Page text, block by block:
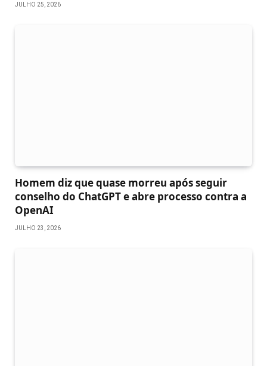
JULHO 25, 2026
Homem diz que quase morreu após seguir
conselho do ChatGPT e abre processo contra a
OpenAI
JULHO 23, 2026